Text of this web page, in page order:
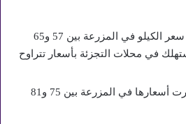
الفراخ البيضاء: سجل سعر الكيلو في المزرعة بين 57 و65
في محلات التجزئة بأسعار تتراوح
الفراخ الساسو: استقرت أسعارها في المزرعة بين 75 و81